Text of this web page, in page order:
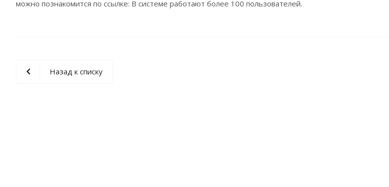
можно познакомится по ссылке: В системе работают более 100 пользователей.
Назад к списку